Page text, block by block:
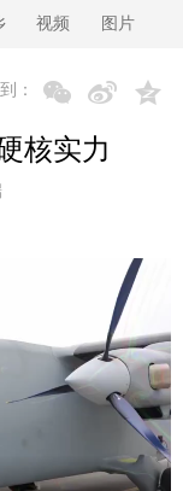
视频 图片
：
核实力